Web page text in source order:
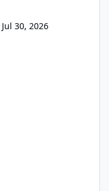
Jul 30, 2026